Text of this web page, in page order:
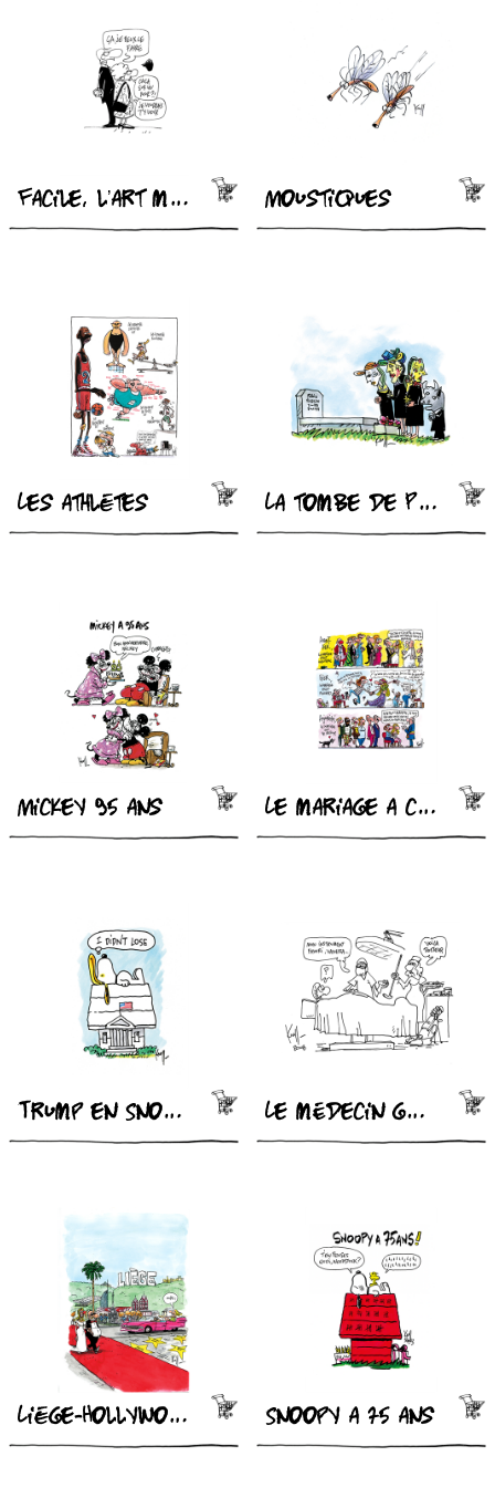
Facile, l’art moderne Moustiques
Les athlètes La tombe de Picasso
Mickey 95 ans Le mariage a changé
Trump en Snoopy Le médecin golfeur
Liège-Hollywood Snoopy a 75 ans